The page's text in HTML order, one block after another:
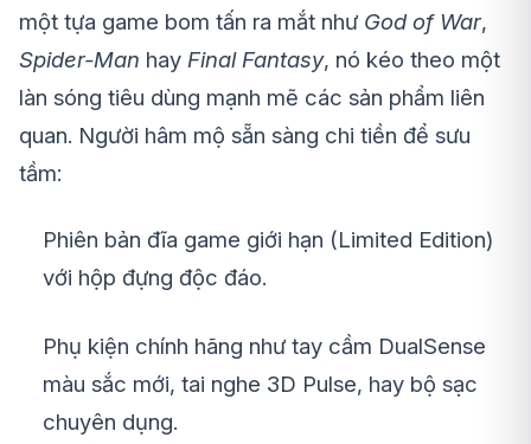
một tựa game bom tấn ra mắt như God of War,
Spider-Man hay Final Fantasy, nó kéo theo một
làn sóng tiêu dùng mạnh mẽ các sản phẩm liên
quan. Người hâm mộ sẵn sàng chi tiền để sưu
tầm:
Phiên bản đĩa game giới hạn (Limited Edition)
với hộp đựng độc đáo.
Phụ kiện chính hãng như tay cầm DualSense
màu sắc mới, tai nghe 3D Pulse, hay bộ sạc
chuyên dụng.